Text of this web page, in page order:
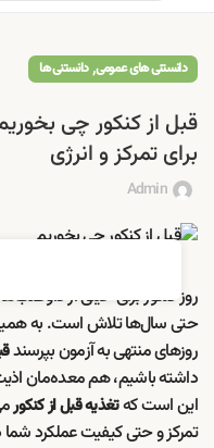
دانستنی های عمومی,دانستنی ها
قبل از کنکور چی
برای تمرکز و انرژی
Admin
روز کنکور برای خیلی از
حتی سال‌ها تلاش است. به
روزهای منتهی به آزمون بپرسند
داشته باشیم، هم معده‌مان
این است کهتغذیه قبل از کنکور
تمرکز و حتی کیفیت عملکرد شما